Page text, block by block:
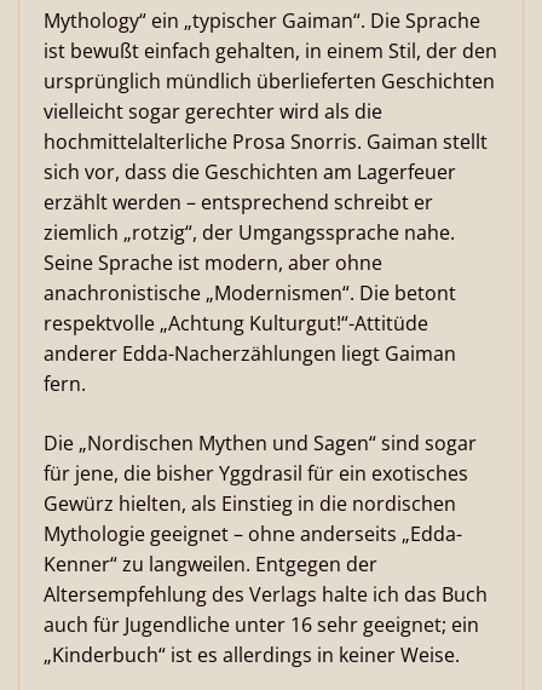
Mythology“ ein „typischer Gaiman“. Die Sprache
ist bewußt einfach gehalten, in einem Stil, der den
ursprünglich mündlich überlieferten Geschichten
vielleicht sogar gerechter wird als die
hochmittelalterliche Prosa Snorris. Gaiman stellt
sich vor, dass die Geschichten am Lagerfeuer
erzählt werden – entsprechend schreibt er
ziemlich „rotzig“, der Umgangssprache nahe.
Seine Sprache ist modern, aber ohne
anachronistische „Modernismen“. Die betont
respektvolle „Achtung Kulturgut!“-Attitüde
anderer Edda-Nacherzählungen liegt Gaiman
fern.
Die „Nordischen Mythen und Sagen“ sind sogar
für jene, die bisher Yggdrasil für ein exotisches
Gewürz hielten, als Einstieg in die nordischen
Mythologie geeignet – ohne anderseits „Edda-
Kenner“ zu langweilen. Entgegen der
Altersempfehlung des Verlags halte ich das Buch
auch für Jugendliche unter 16 sehr geeignet; ein
„Kinderbuch“ ist es allerdings in keiner Weise.